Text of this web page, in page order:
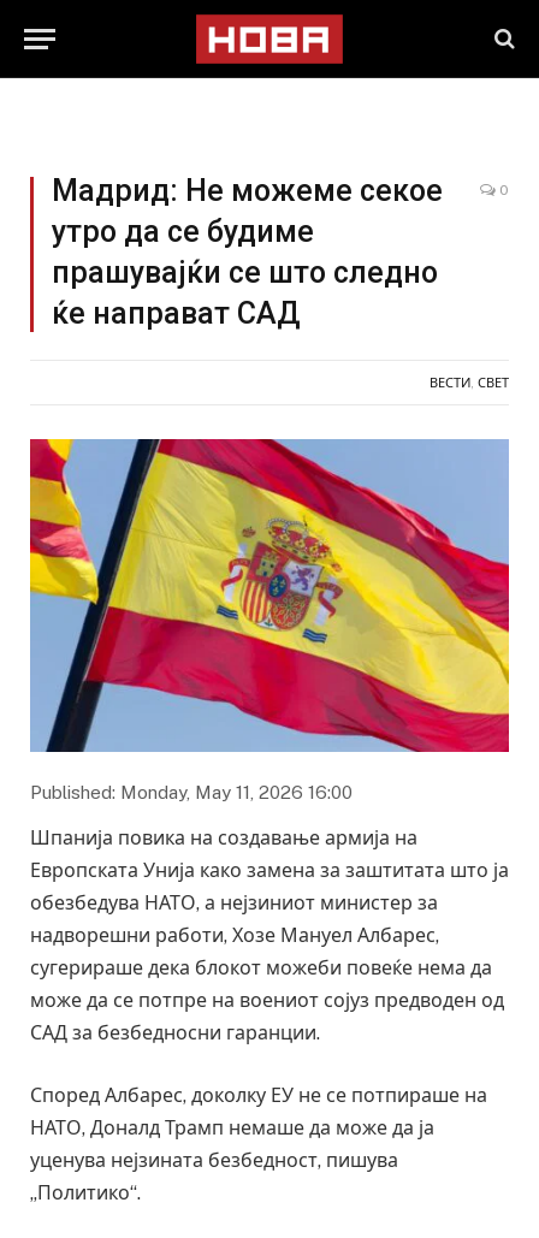
Мадрид: Не можеме секое
утро да се будиме
прашувајќи се што следно
ќе направат САД
0
ВЕСТИ СВЕТ
Published: Monday, May 11, 2026 16:00
Шпанија повика на создавање армија на
Европската Унија како замена за заштитата што ја
обезбедува НАТО, а нејзиниот министер за
надворешни работи, Хозе Мануел Албарес,
сугерираше дека блокот можеби повеќе нема да
може да се потпре на воениот сојуз предводен од
САД за безбедносни гаранции.
Според Албарес, доколку ЕУ не се потпираше на
НАТО, Доналд Трамп немаше да може да ја
уценува нејзината безбедност, пишува
„Политико“.